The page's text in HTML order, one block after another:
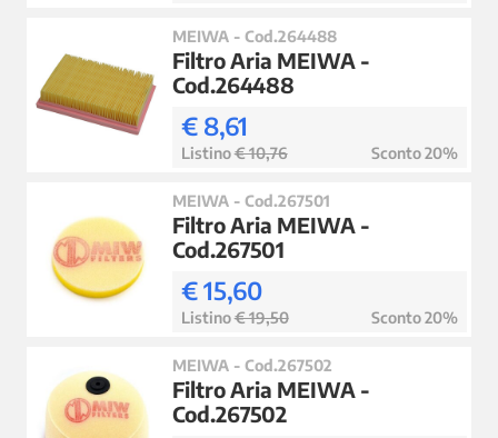
MEIWA - Cod.264488
Filtro Aria MEIWA -
Cod.264488
€ 8,61
Listino€ 10,76 Sconto 20%
MEIWA - Cod.267501
Filtro Aria MEIWA -
Cod.267501
€ 15,60
Listino€ 19,50 Sconto 20%
MEIWA - Cod.267502
Filtro Aria MEIWA -
Cod.267502